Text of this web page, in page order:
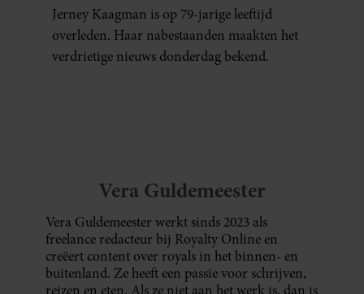
Jerney Kaagman is op 79-jarige leeftijd
overleden. Haar nabestaanden maakten het
verdrietige nieuws donderdag bekend.
Vera Guldemeester
Vera Guldemeester werkt sinds 2023 als
freelance redacteur bij Royalty Online en
creëert content over royals in het binnen- en
buitenland. Ze heeft een passie voor schrijven,
reizen en eten. Als ze niet aan het werk is, dan is